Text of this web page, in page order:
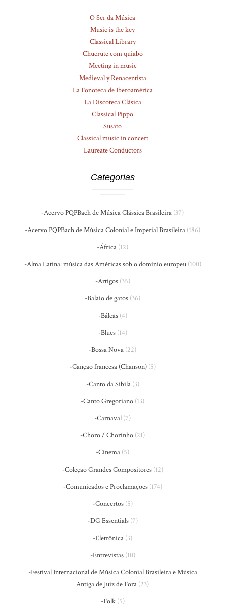
O Ser da Música
Music is the key
Classical Library
Chucrute com quiabo
Meeting in music
Medieval y Renacentista
La Fonoteca de Iberoamérica
La Discoteca Clásica
Classical Pippo
Susato
Classical music in concert
Laureate Conductors
Categorias
-Acervo PQPBach de Música Clássica Brasileira (37)
-Acervo PQPBach de Música Colonial e Imperial Brasileira (186)
-África (12)
-Alma Latina: música das Américas sob o domínio europeu(100)
-Artigos(35)
-Balaio de gatos (36)
-Bálcãs(4)
-Blues(14)
-Bossa Nova (22)
-Canção francesa (Chanson)(5)
-Canto da Sibila(3)
-Canto Gregoriano (13)
-Carnaval (7)
-Choro / Chorinho (21)
-Cinema (5)
-Coleção Grandes Compositores(12)
-Comunicados e Proclamações(174)
-Concertos(5)
-DG Essentials(7)
-Eletrônica (3)
-Entrevistas(10)
-Festival Internacional de Música Colonial Brasileira e Música
Antiga de Juiz de Fora (23)
-Folk(5)